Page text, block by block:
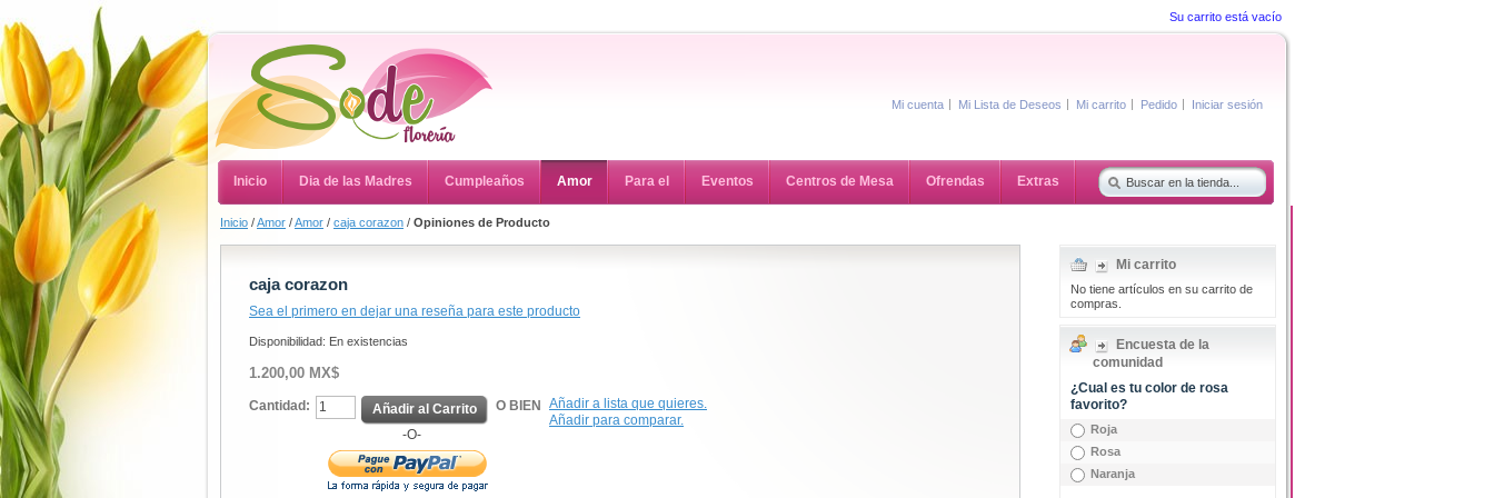
Mi cuenta Mi Lista de Deseos Mi carrito Pedido Iniciar sesión
Su carrito está vacío
Inicio Dia de las Madres Cumpleaños Amor Para el Eventos Centros de Mesa Ofrendas Extras
Inicio /Amor /Amor / caja corazon / Opiniones de Producto
caja corazon
Sea el primero en dejar una reseña para este producto
Disponibilidad: En existencias
1.200,00 MX$
Cantidad:
Añadir al Carrito
-O-
O BIEN
Añadir a lista que quieres.
Añadir para comparar.
Mi carrito
No tiene artículos en su carrito de
compras.
Encuesta de la
comunidad
¿Cual es tu color de rosa
favorito?
Roja
Rosa
Naranja